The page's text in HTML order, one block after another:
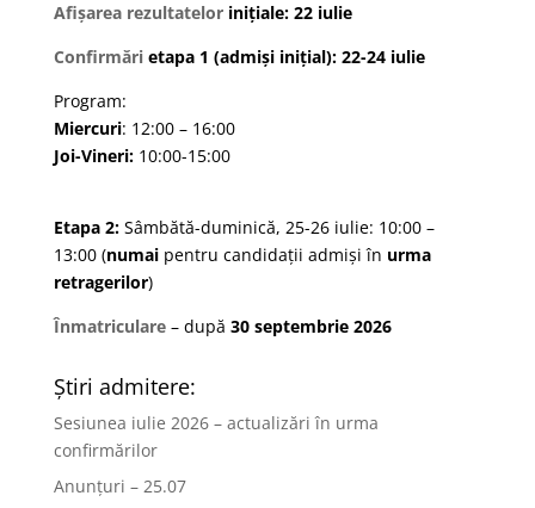
Afișarea rezultatelorinițiale: 22 iulie
Confirmărietapa 1 (admiși inițial): 22-24 iulie
Program:
Miercuri: 12:00 – 16:00
Joi-Vineri: 10:00-15:00
Etapa 2: Sâmbătă-duminică, 25-26 iulie: 10:00 –
13:00 (numai pentru candidații admiși în urma
retragerilor)
Înmatriculare– după 30 septembrie 2026
Știri admitere:
Sesiunea iulie 2026 – actualizări în urma
confirmărilor
Anunțuri – 25.07